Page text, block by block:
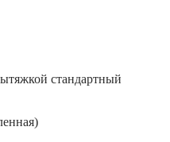
стандартный